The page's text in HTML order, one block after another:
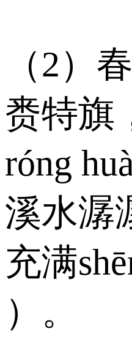
（2）
赉特旗
róng
溪水潺
充满
）。